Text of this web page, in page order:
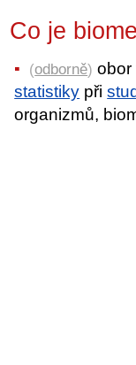
Co je
(odborně)
statistiky při
organizmů,